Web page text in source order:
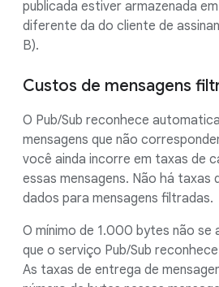
publicada estiver armazenada
diferente da do cliente de
B).
Custos de mensagens
O Pub/Sub reconhece
mensagens que não
você ainda incorre em taxas de
essas mensagens. Não há taxas
dados para mensagens filtradas.
O mínimo de 1.000 bytes não se
que o serviço Pub/Sub
As taxas de entrega de